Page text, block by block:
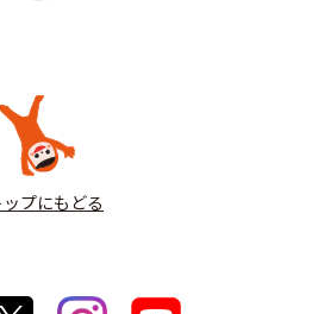
ップにもどる